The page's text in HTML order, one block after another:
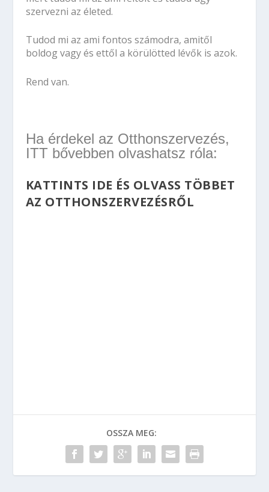
szervezni az életed.
Tudod mi az ami fontos számodra, amitől
boldog vagy és ettől a körülötted lévők is azok.
Rend van.
Ha érdekel az Otthonszervezés,
ITT bővebben olvashatsz róla:
KATTINTS IDE ÉS OLVASS TÖBBET
AZ OTTHONSZERVEZÉSRŐL
OSSZA MEG: